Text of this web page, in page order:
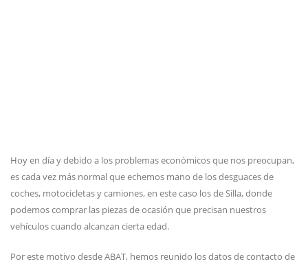
Hoy en día y debido a los problemas económicos que nos preocupan,
es cada vez más normal que echemos mano de los desguaces de
coches, motocicletas y camiones, en este caso los de Silla, donde
podemos comprar las piezas de ocasión que precisan nuestros
vehículos cuando alcanzan cierta edad.
Por este motivo desde ABAT, hemos reunido los datos de contacto de